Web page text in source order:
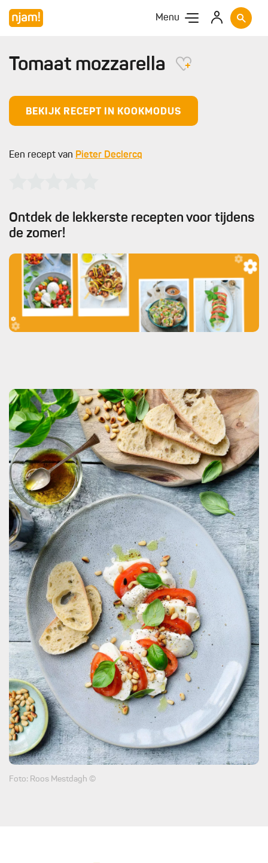
Menu
Foto: Roos Mestdagh ©
Tomaat mozzarella
BEKIJK RECEPT IN KOOKMODUS
Een recept van Pieter Declercq
Ontdek de lekkerste recepten voor tijdens
de zomer!